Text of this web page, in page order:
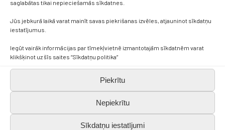
saglabātas tikai nepieciešamās sīkdatnes.
Jūs jebkurā laikā varat mainīt savas piekrišanas izvēles, atjauninot sīkdatņu
iestatījumus.
Iegūt vairāk informācijas par tīmekļvietnē izmantotajām sīkdatnēm varat
klikšķinot uz šīs saites “Sīkdatņu politika”
Piekrītu
Nepiekrītu
Sīkdatņu iestatījumi